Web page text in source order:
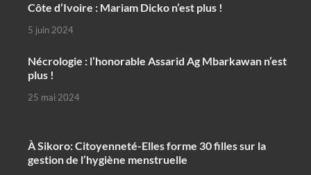
Côte d’Ivoire : Mariam Dicko n’est plus !
5 juin 2024
Nécrologie : l’honorable Assarid Ag Mbarkawan n’est
plus !
25 mai 2024
À Sikoro: Citoyenneté-Elles forme 30 filles sur la
gestion de l’hygiène menstruelle